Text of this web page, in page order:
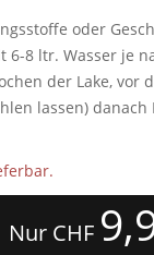
oder
6-8 ltr. Wasser je
der Lake, vor
lassen) danach
Nur CHF